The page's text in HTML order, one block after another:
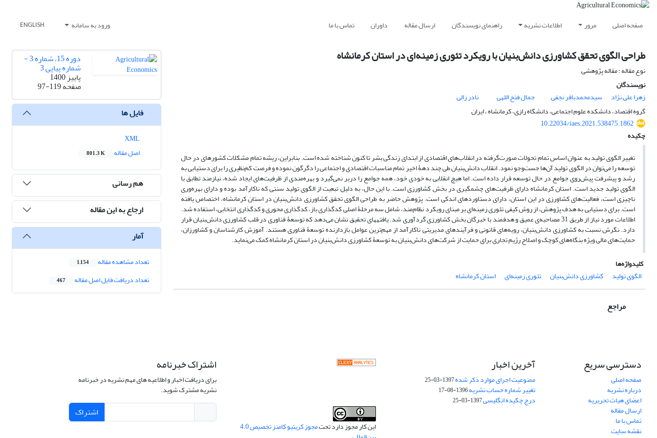
صفحه اصلی مرور اطلاعات نشریه راهنمای نویسندگان ارسال مقاله داوران تماس با ما ورود به سامانه ENGLISH
طراحی الگوی تحقق کشاورزی دانش‌بنیان با رویکرد تئوری زمینه‌ای در استان کرمانشاه
نوع مقاله : مقاله پژوهشی
نویسندگان
زهرا علی نژاد
سیدمحمدباقر نجفی جمال فتح اللهی
نادر زالی
گروه اقتصاد، دانشکده علوم اجتماعی، دانشگاه رازی، کرمانشاه ، ایران
10.22034/iaes.2021.538475.1862
چکیده
تغییر الگوی تولید به عنوان اساس تمام تحولات صورت‌گرفته در انقلاب‌های اقتصادی از ابتدای زندگی بشر تا کنون شناخته شده است. بنابراین، ریشه تمام مشکلات کشورهای در حال
توسعه را می‌توان در الگوی تولید آن‌ها جست‌وجو نمود. انقلاب دانش‌بنیان طی چند دهۀ اخیر تمام مناسبات اقتصادی و اجتماعی را دگرگون نموده و فرصت کم‌نظیری را برای دستیابی به
رشد و پیشرفت پیش‌روی جوامع در حال توسعه قرار داده است. اما هیچ انقلابی به خودی خود، همه جوامع را دربر نمی‌گیرد و بهره‌مندی از ظرفیت‌های ایجاد شده، نیازمند تطابق با
الگوی تولید جدید است. استان کرمانشاه دارای ظرفیت‌های چشمگیری در بخش کشاورزی است. با این حال، به دلیل تبعیت از الگوی تولید سنتی که ناکارآمد بوده و دارای بهره‌وری
ناچیزی است، فعالیت‌های کشاورزی در این استان، دارای دستاوردهای اندکی است. پژوهش حاضر به طراحی الگوی تحقق کشاورزی دانش‌بنیان در استان کرمانشاه، اختصاص یافته
است. برای دستیابی به هدف پژوهش، از روش کیفی تئوری زمینه‌ای بر مبنای رویکرد نظام‌مند، شامل سه مرحلۀ اصلی کدگذاری باز، کدگذاری محوری و کدگذاری انتخابی، استفاده شد.
اطلاعات مورد نیاز از طریق 31 مصا‌حبه‌‌ی عمیق و هدفمند با خبرگان بخش کشاورزی گردآوری شد. یافته‎های تحقیق نشان می‌دهد که توسعۀ فناوری در قلب کشاورزی دانش‌بنیان قرار
دارد. نگرش نسبت به کشاورزی دانش‌بنیان، رویه‌های قانونی و فرآیندهای مدیریتی ناکارآمد از مهم‌ترین عوامل بازدارنده توسعۀ فناوری هستند. آموزش کارشناسان و کشاورزان،
حمایت‌های مالی ویژه بنگاه‌های کوچک و اصلاح رژیم تجاری برای حمایت از شرکت‌های دانش‌بنیان به توسعۀ کشاورزی دانش‌بنیان در استان کرمانشاه کمک می‌نماید.
کلیدواژه‌ها
الگوی تولید
کشاورزی دانش‌بنیان تئوری زمینه‌ای استان کرمانشاه
مراجع
دوره 15، شماره 3 -
شماره پیاپی 3
پاییز 1400
صفحه97-119
فایل ها
اصل مقاله
801.3 K
هم رسانی
ارجاع به این مقاله
آمار
تعداد مشاهده مقاله 1,154
تعداد دریافت فایل اصل مقاله 467
دسترسی سریع
صفحه اصلی
درباره نشریه
اعضای هیات تحریریه
ارسال مقاله
تماس با ما
نقشه سایت
آخرین اخبار
ممنوعیت اجرای موارد ذکر شده1397-03-25
تغییر شماره حساب نشریه1396-08-17
درج چکیده انگلیسی1397-03-25
این کار مجوز دارد تحت مجوز کریتیو کامنز تخصیص 4.0
اشتراک خبرنامه
برای دریافت اخبار و اطلاعیه های مهم نشریه در خبرنامه
نشریه مشترک شوید.
اشتراک